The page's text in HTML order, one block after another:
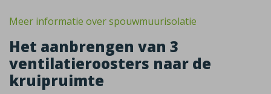
Meer informatie over spouwmuurisolatie
Het aanbrengen van 3
ventilatieroosters naar de
kruipruimte